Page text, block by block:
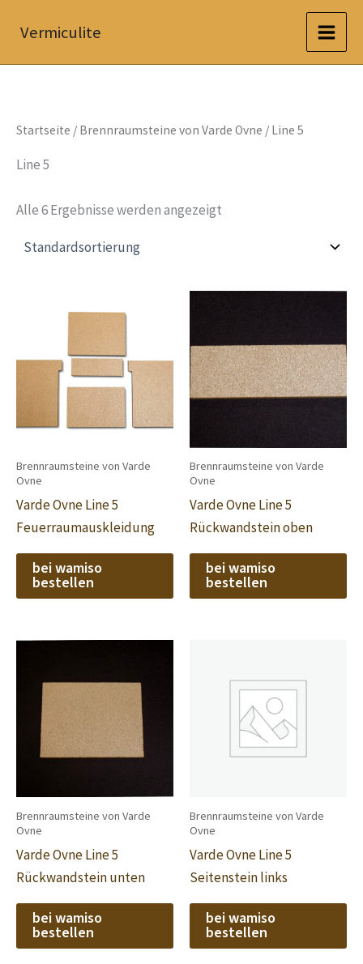
InhaltVermiculite
Startseite / Brennraumsteine von Varde Ovne / Line 5
Line 5
Alle 6 Ergebnisse werden angezeigt
Brennraumsteine von Varde
Ovne
Varde Ovne Line 5
Feuerraumauskleidung
bei wamiso
bestellen
Brennraumsteine von Varde
Ovne
Varde Ovne Line 5
Rückwandstein oben
bei wamiso
bestellen
Brennraumsteine von Varde
Ovne
Varde Ovne Line 5
Rückwandstein unten
bei wamiso
bestellen
Brennraumsteine von Varde
Ovne
Varde Ovne Line 5
Seitenstein links
bei wamiso
bestellen